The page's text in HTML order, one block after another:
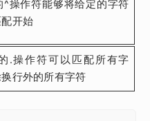
^操作符能够将给定的字符
开始
.操作符可以匹配所有字
行外的所有字符